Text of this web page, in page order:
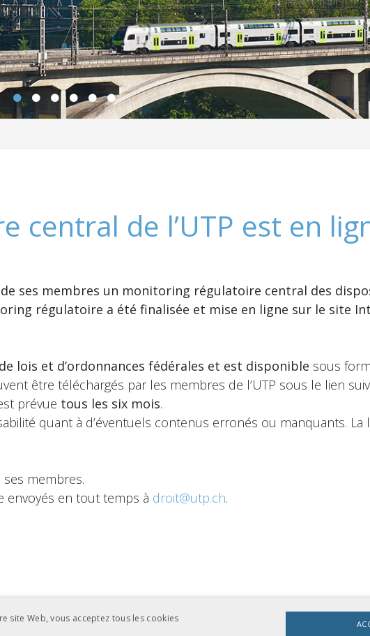
central de l’UTP est en
ses membres un monitoring régulatoire central des
régulatoire a été finalisée et mise en ligne sur le site
lois et d’ordonnances fédérales et est disponible sous
être téléchargés par les membres de l’UTP sous le lien
prévue tous les six mois.
quant à d’éventuels contenus erronés ou manquants. La
ses membres.
envoyés en tout temps à droit@utp.ch.
site Web, vous acceptez tous les cookies